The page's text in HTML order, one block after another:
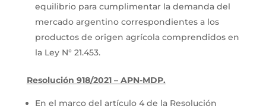
equilibrio para cumplimentar la demanda del
mercado argentino correspondientes a los
productos de origen agrícola comprendidos en
la Ley N° 21.453.
Resolución 918/2021 – APN-MDP.
En el marco del artículo 4 de la Resolución